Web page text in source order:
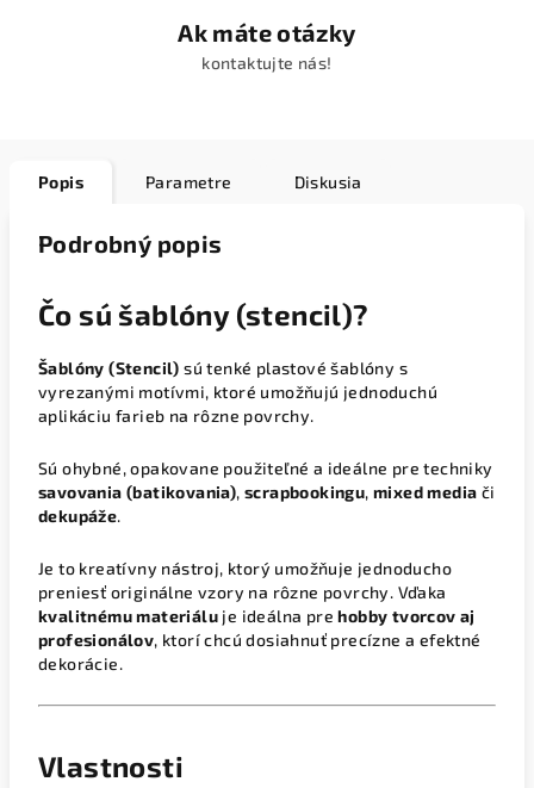
Ak máte otázky
kontaktujte nás!
Popis Parametre Diskusia
Podrobný popis
Čo sú šablóny (stencil)?
Šablóny (Stencil) sú tenké plastové šablóny s
vyrezanými motívmi, ktoré umožňujú jednoduchú
aplikáciu farieb na rôzne povrchy.
Sú ohybné, opakovane použiteľné a ideálne pre techniky
savovania (batikovania),scrapbookingu,mixed media či
dekupáže.
Je to kreatívny nástroj, ktorý umožňuje jednoducho
preniesť originálne vzory na rôzne povrchy. Vďaka
kvalitnému materiálu je ideálna prehobby tvorcov aj
profesionálov, ktorí chcú dosiahnuť precízne a efektné
dekorácie.
Vlastnosti